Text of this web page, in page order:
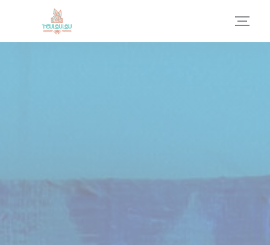
Personnalisation de vos choix en matière de cookies